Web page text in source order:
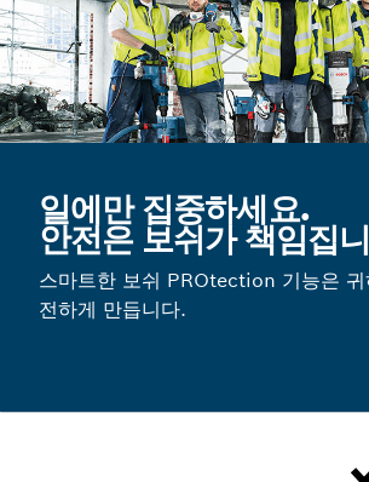
일에만 집중하세요.
안전은 보쉬가 책임집
스마트한 보쉬 PROtection 기능은
전하게 만듭니다.